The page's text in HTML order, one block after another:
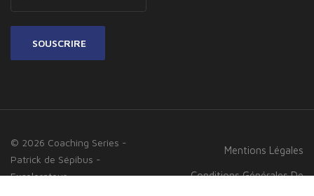
SOUSCRIRE
© 2026 Coaching Series -
Patrick de Sépibus -
Excelerateur
Mentions Légales
Conditions Générales De